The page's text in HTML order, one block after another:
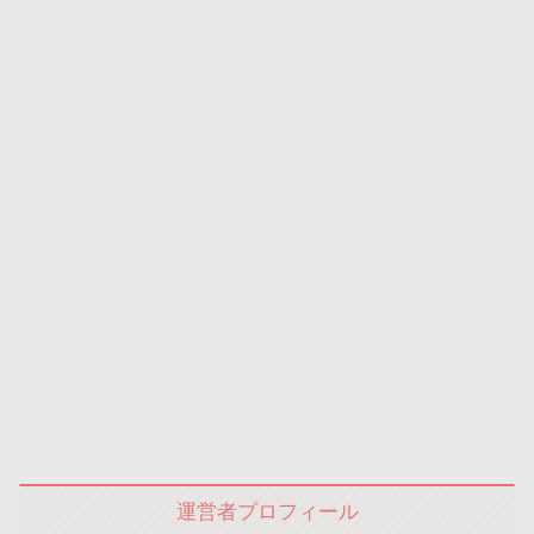
運営者プロフィール